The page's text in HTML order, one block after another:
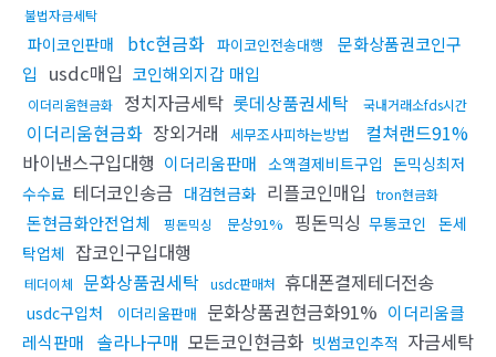
불법자금세탁
파이코인판매 btc현금화 파이코인전송대행
문화상품권코인구
입
usdc매입 코인해외지갑 매입
이더리움현금화 정치자금세탁 롯데상품권세탁 국내거래소fds시간
이더리움현금화 장외거래 세무조사피하는방법
컬쳐랜드91%
바이낸스구입대행 이더리움판매 소액결제비트구입 돈믹싱최저
수수료 테더코인송금 대검현금화 리플코인매입 tron현금화
돈현금화안전업체 핑돈믹싱 문상91% 핑돈믹싱 무통코인
돈세
탁업체 잡코인구입대행
테더이체 문화상품권세탁 usdc판매처 휴대폰결제테더전송
usdc구입처 이더리움판매 문화상품권현금화91% 이더리움클
레식판매
솔라나구매 모든코인현금화 빗썸코인추적 자금세탁